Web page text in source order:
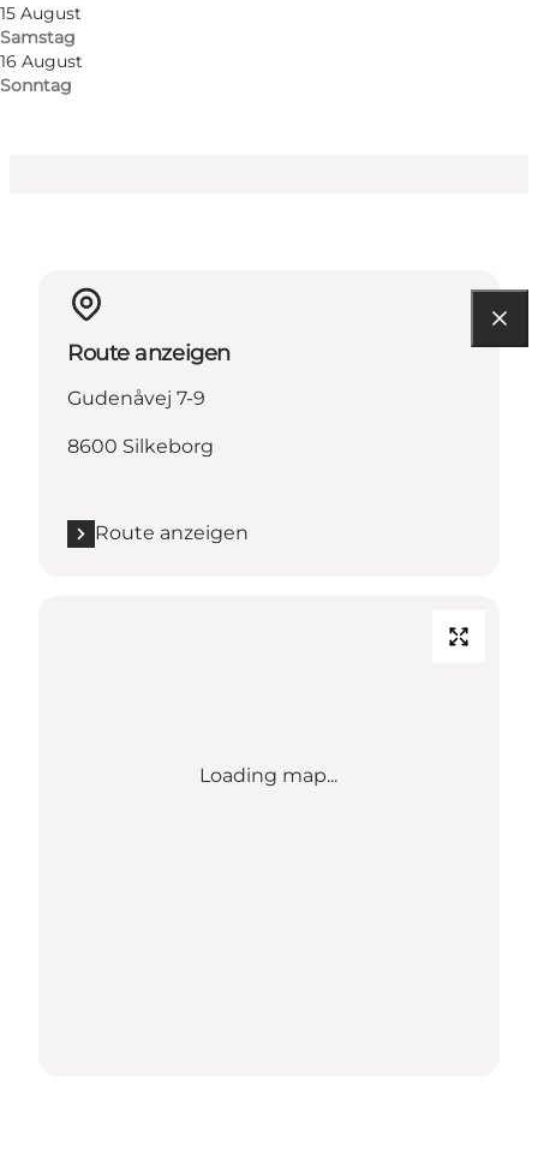
15 August
Samstag
16 August
Sonntag
Route anzeigen
Gudenåvej 7-9
8600 Silkeborg
Route anzeigen
Loading map...